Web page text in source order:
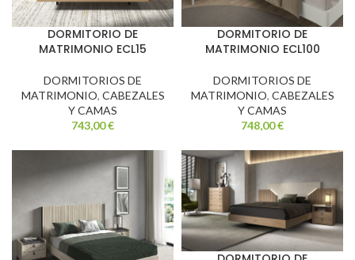
DORMITORIO DE
MATRIMONIO ECL15
DORMITORIOS DE
MATRIMONIO, CABEZALES
Y CAMAS
743,00€
DORMITORIO DE
MATRIMONIO ECL100
DORMITORIOS DE
MATRIMONIO, CABEZALES
Y CAMAS
748,00€